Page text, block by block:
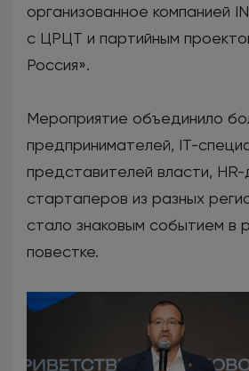
организованное компанией
с ЦРЦТ и партийным
Россия».
Мероприятие объединило
предпринимателей, IT-
представителей власти,
стартаперов из разных
стало знаковым событием в
повестке.